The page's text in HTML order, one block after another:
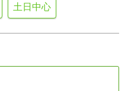
土日中心